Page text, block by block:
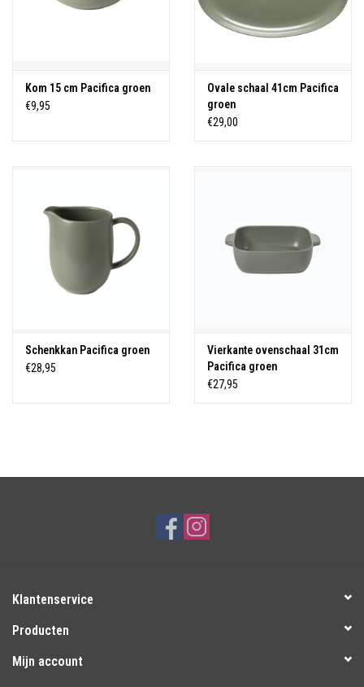
Kom 15 cm Pacifica groen
€9,95
Ovale schaal 41cm Pacifica
groen
€29,00
Schenkkan Pacifica groen
€28,95
Vierkante ovenschaal 31cm
Pacifica groen
€27,95
Klantenservice
Producten
Mijn account